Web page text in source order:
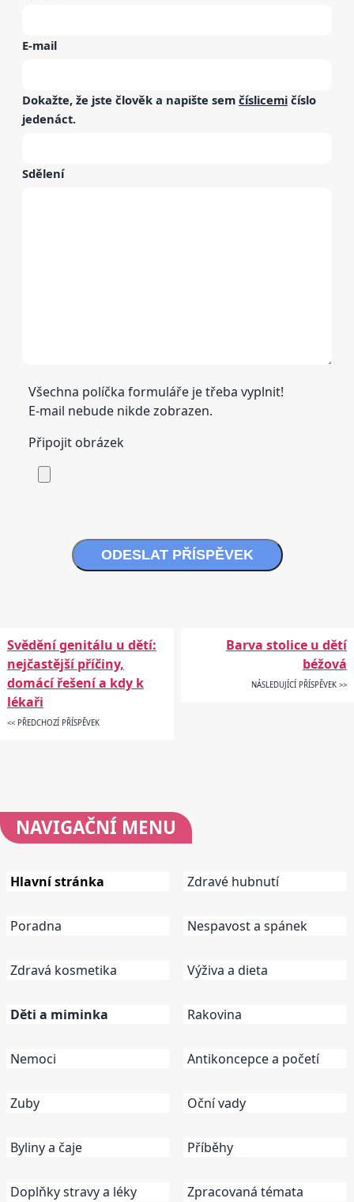
E-mail
Dokažte, že jste člověk a napište sem číslicemi číslo
jedenáct.
Sdělení
Všechna políčka formuláře je třeba vyplnit!
E-mail nebude nikde zobrazen.
Připojit obrázek
ODESLAT PŘÍSPĚVEK
Svědění genitálu u dětí:
nejčastější příčiny,
domácí řešení a kdy k
lékaři
<< PŘEDCHOZÍ PŘÍSPĚVEK
Barva stolice u dětí
béžová
NÁSLEDUJÍCÍ PŘÍSPĚVEK >>
NAVIGAČNÍ MENU
Hlavní stránka
Poradna
Zdravá kosmetika
Děti a miminka
Nemoci
Zuby
Byliny a čaje
Doplňky stravy a léky
Zdravé hubnutí
Nespavost a spánek
Výživa a dieta
Rakovina
Antikoncepce a početí
Oční vady
Příběhy
Zpracovaná témata